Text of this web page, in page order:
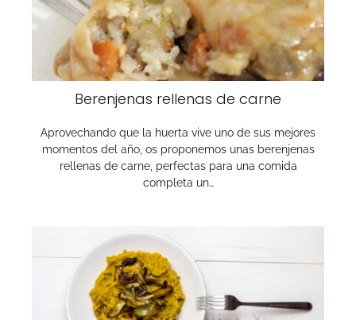
Berenjenas rellenas de carne
Aprovechando que la huerta vive uno de sus mejores
momentos del año, os proponemos unas berenjenas
rellenas de carne, perfectas para una comida
completa un…